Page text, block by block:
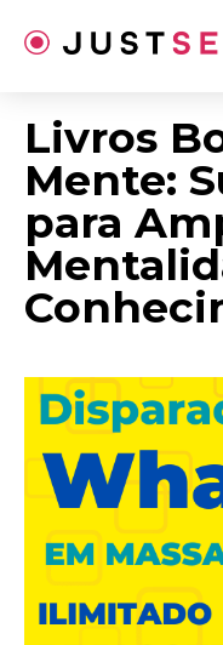
para
Livros
Mente:
para